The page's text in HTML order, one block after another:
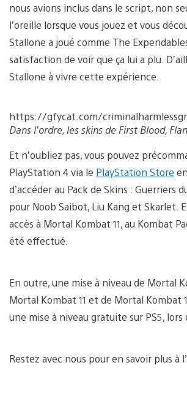
nous avions inclus dans le script, non
l’oreille lorsque vous jouez et vous
Stallone a joué comme The
satisfaction de voir que ça lui a plu.
Stallone à vivre cette expérience.
https://gfycat.com/
Dans l’ordre, les skins de First Blood,
Et n’oubliez pas, vous pouvez
PlayStation 4 via le PlayStation Store
d’accéder au Pack de Skins :
pour Noob Saibot, Liu Kang et Skarlet.
accès à Mortal Kombat 11, au Kombat
été effectué.
En outre, une mise à niveau de Mortal
Mortal Kombat 11 et de Mortal Kombat
une mise à niveau gratuite sur PS5,
Restez avec nous pour en savoir plus à